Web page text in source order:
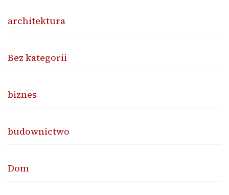
architektura
Bez kategorii
biznes
budownictwo
Dom